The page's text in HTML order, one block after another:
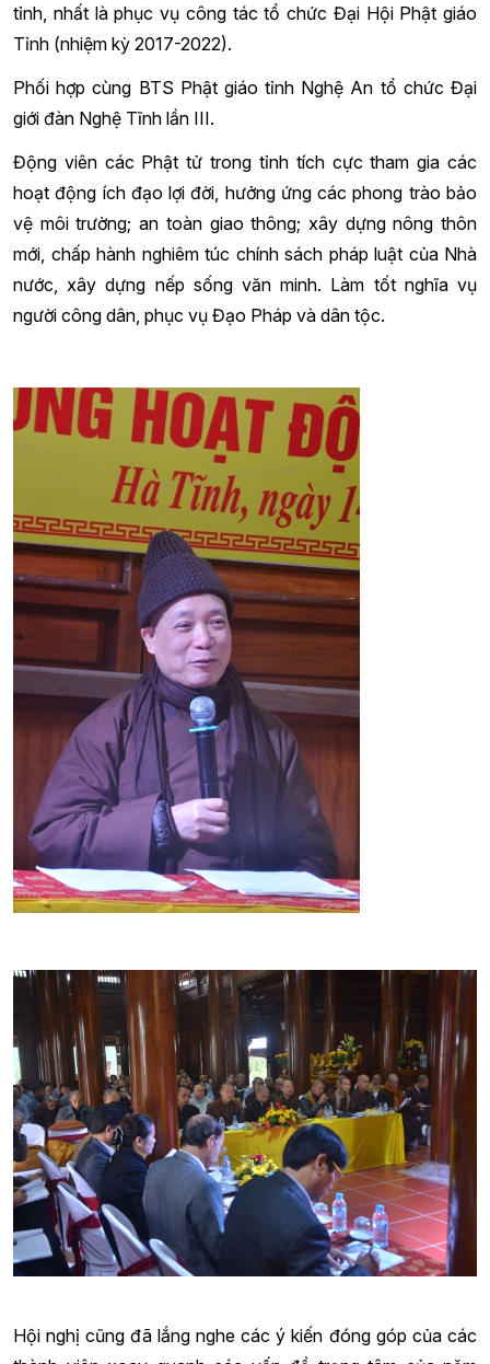
tỉnh, nhất là phục vụ công tác tổ chức Đại Hội Phật giáo
Tỉnh (nhiệm kỳ 2017-2022).
Phối hợp cùng BTS Phật giáo tỉnh Nghệ An tổ chức Đại
giới đàn Nghệ Tĩnh lần III.
Động viên các Phật tử trong tỉnh tích cực tham gia các
hoạt động ích đạo lợi đời, hưởng ứng các phong trào bảo
vệ môi trường; an toàn giao thông; xây dựng nông thôn
mới, chấp hành nghiêm túc chính sách pháp luật của Nhà
nước, xây dựng nếp sống văn minh. Làm tốt nghĩa vụ
người công dân, phục vụ Đạo Pháp và dân tộc.
Hội nghị cũng đã lắng nghe các ý kiến đóng góp của các